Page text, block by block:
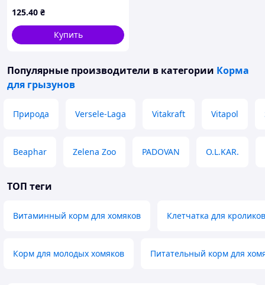
(4823082410774) MDR
125.40 ₴
Купить
Популярные производители в категории Корма
для грызунов
Природа Versele-Laga Vitakraft Vitapol
Beaphar Zelena Zoo PADOVAN O.L.KAR.
ТОП теги
Витаминный корм для хомяков Клетчатка для кроликов
Корм для молодых хомяков Питательный корм для